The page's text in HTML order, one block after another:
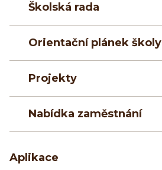
Školská rada
Orientační plánek školy
Projekty
Nabídka zaměstnání
Aplikace